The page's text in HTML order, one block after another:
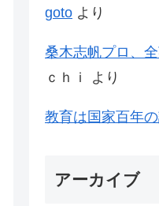
goto より
桑木志帆プロ、
ｃｈｉ
より
教育は国家百年
アーカイブ